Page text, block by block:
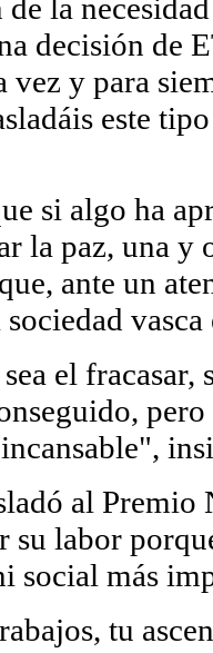
la
decisión de
vez y para
este
si algo ha
la paz, una y
ante un
el fracasar,
al
su labor
más
tu